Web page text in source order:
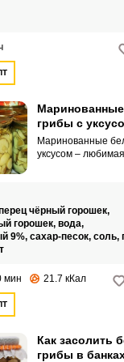
грибы с
Маринованные
уксусом –
белые грибы на
чёрный горошек,
горошек, вода,
9%, сахар-песок, соль,
мин 21.7 кКал
Как засолить
грибы в